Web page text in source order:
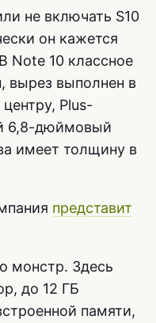
не включать S10
он кажется
Note 10 классное
вырез выполнен в
Plus-
6,8-дюймовый
имеет толщину в
представит
монстр. Здесь
до 12 ГБ
памяти,